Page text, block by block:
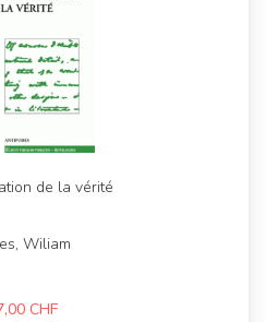
de la vérité
Wiliam
CHF